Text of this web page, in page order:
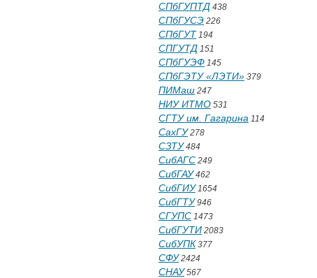
СПбГУПТД 438
СПбГУСЭ 226
СПбГУТ 194
СПГУТД 151
СПбГУЭФ 145
СПбГЭТУ «ЛЭТИ» 379
ПИМаш 247
НИУ ИТМО 531
СГТУ им. Гагарина 114
СахГУ278
СЗТУ484
СибАГС 249
СибГАУ462
СибГИУ1654
СибГТУ946
СГУПС 1473
СибГУТИ 2083
СибУПК 377
СФУ2424
СНАУ567